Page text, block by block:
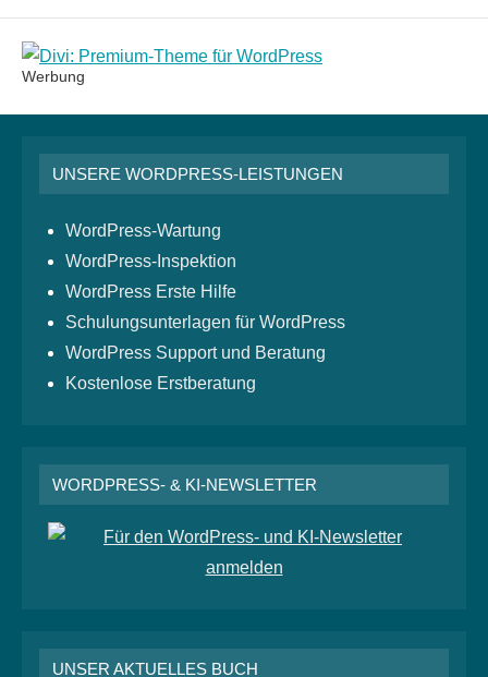
Werbung
UNSERE WORDPRESS-LEISTUNGEN
WordPress-Wartung
WordPress-Inspektion
WordPress Erste Hilfe
Schulungsunterlagen für WordPress
WordPress Support und Beratung
Kostenlose Erstberatung
WORDPRESS- & KI-NEWSLETTER
UNSER AKTUELLES BUCH